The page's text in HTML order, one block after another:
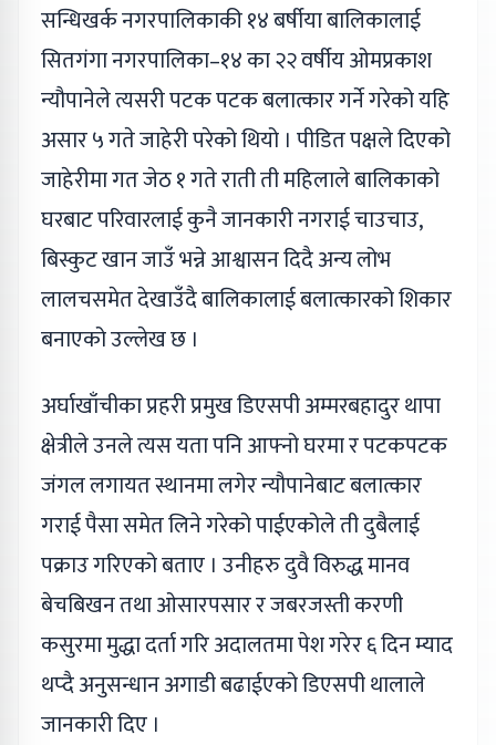
सन्धिखर्क नगरपालिकाकी १४ बर्षीया बालिकालाई
सितगंगा नगरपालिका–१४ का २२ वर्षीय ओमप्रकाश
न्यौपानेले त्यसरी पटक पटक बलात्कार गर्ने गरेको यहि
असार ५ गते जाहेरी परेको थियो । पीडित पक्षले दिएको
जाहेरीमा गत जेठ १ गते राती ती महिलाले बालिकाको
घरबाट परिवारलाई कुनै जानकारी नगराई चाउचाउ,
बिस्कुट खान जाउँ भन्ने आश्वासन दिदै अन्य लोभ
लालचसमेत देखाउँदै बालिकालाई बलात्कारको शिकार
बनाएको उल्लेख छ ।
अर्घाखाँचीका प्रहरी प्रमुख डिएसपी अम्मरबहादुर थापा
क्षेत्रीले उनले त्यस यता पनि आफ्नो घरमा र पटकपटक
जंगल लगायत स्थानमा लगेर न्यौपानेबाट बलात्कार
गराई पैसा समेत लिने गरेको पाईएकोले ती दुबैलाई
पक्राउ गरिएको बताए । उनीहरु दुवै विरुद्ध मानव
बेचबिखन तथा ओसारपसार र जबरजस्ती करणी
कसुरमा मुद्धा दर्ता गरि अदालतमा पेश गरेर ६ दिन म्याद
थप्दै अनुसन्धान अगाडी बढाईएको डिएसपी थालाले
जानकारी दिए ।